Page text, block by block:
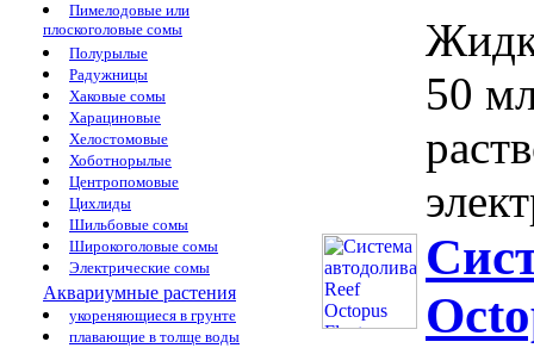
Пимелодовые или
плоскоголовые сомы
Полурылые
Радужницы
Хаковые сомы
Харациновые
Хелостомовые
Хоботнорылые
Центропомовые
Цихлиды
Шильбовые сомы
Широкоголовые сомы
Электрические сомы
Аквариумные растения
укореняющиеся в грунте
плавающие в толще воды
50